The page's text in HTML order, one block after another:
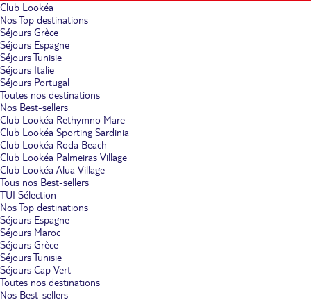
Club Lookéa
Nos Top destinations
Séjours Grèce
Séjours Espagne
Séjours Tunisie
Séjours Italie
Séjours Portugal
Toutes nos destinations
Nos Best-sellers
Club Lookéa Rethymno Mare
Club Lookéa Sporting Sardinia
Club Lookéa Roda Beach
Club Lookéa Palmeiras Village
Club Lookéa Alua Village
Tous nos Best-sellers
TUI Sélection
Nos Top destinations
Séjours Espagne
Séjours Maroc
Séjours Grèce
Séjours Tunisie
Séjours Cap Vert
Toutes nos destinations
Nos Best-sellers